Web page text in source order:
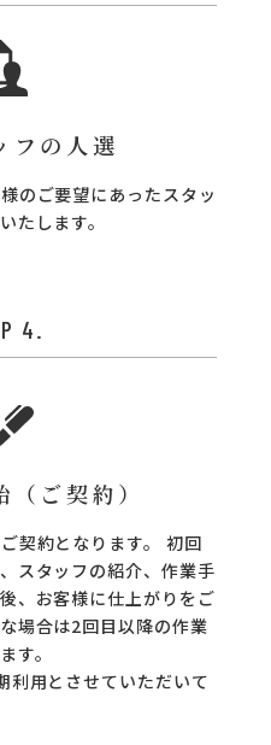
フの人選
のご要望にあったスタッ
たします。
4.
ご契約）
契約となります。
初回
スタッフの紹介、作業手
、お客様に仕上がりをご
場合は2回目以降の作業
す。
用とさせていただいて